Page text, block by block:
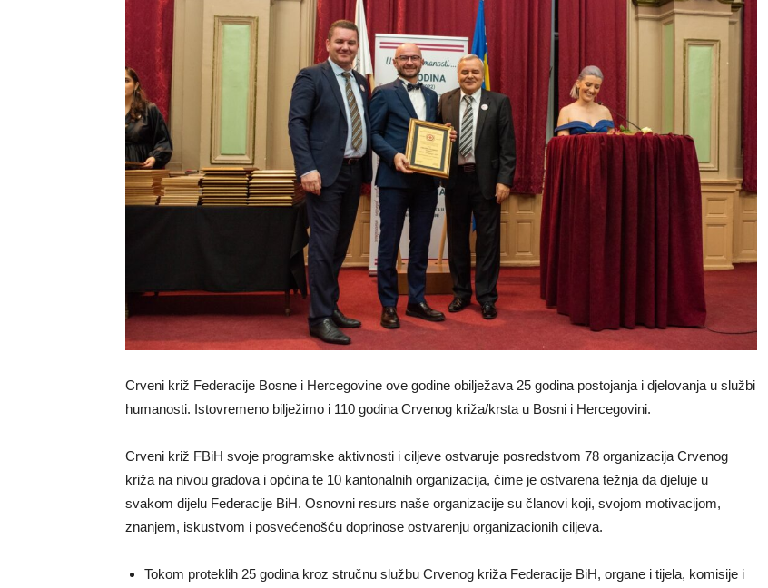
Crveni križ Federacije Bosne i Hercegovine ove godine obilježava 25 godina postojanja i djelovanja u službi
humanosti. Istovremeno bilježimo i 110 godina Crvenog križa/krsta u Bosni i Hercegovini.
Crveni križ FBiH svoje programske aktivnosti i ciljeve ostvaruje posredstvom 78 organizacija Crvenog
križa na nivou gradova i općina te 10 kantonalnih organizacija, čime je ostvarena težnja da djeluje u
svakom dijelu Federacije BiH. Osnovni resurs naše organizacije su članovi koji, svojom motivacijom,
znanjem, iskustvom i posvećenošću doprinose ostvarenju organizacionih ciljeva.
Tokom proteklih 25 godina kroz stručnu službu Crvenog križa Federacije BiH, organe i tijela, komisije i